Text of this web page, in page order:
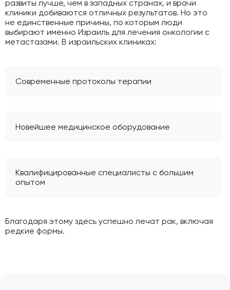
развиты лучше, чем в западных странах, и врачи
клиники добиваются отличных результатов. Но это
не единственные причины, по которым люди
выбирают именно Израиль для лечения онкологии с
метастазами. В израильских клиниках:
Современные протоколы терапии
Новейшее медицинское оборудование
Квалифицированные специалисты с большим
опытом
Благодаря этому здесь успешно лечат рак, включая
редкие формы.